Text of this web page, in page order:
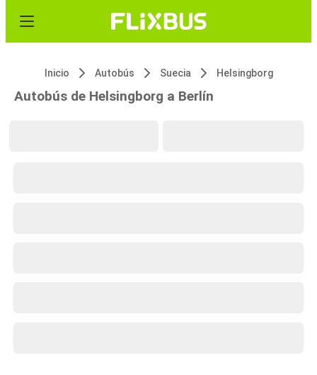
Inicio Autobús Suecia Helsingborg
Autobús de Helsingborg a Berlín